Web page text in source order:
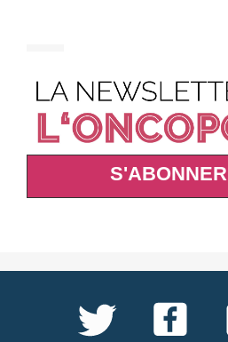
S'ABONNER